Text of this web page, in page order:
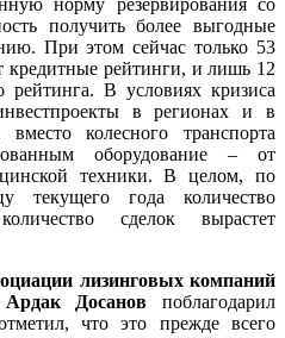
получить более выгодные
При этом сейчас только 53
рейтинги, и лишь 12
В условиях кризиса
в регионах и в
вместо колесного транспорта
оборудование – от
техники. В целом, по
текущего года количество
сделок вырастет
лизинговых компаний
Ардак Досанов поблагодарил
что это прежде всего